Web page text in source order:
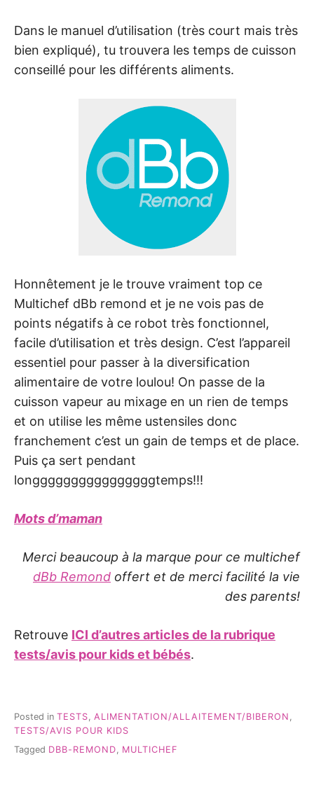
Dans le manuel d’utilisation (très court mais très
bien expliqué), tu trouvera les temps de cuisson
conseillé pour les différents aliments.
Honnêtement je le trouve vraiment top ce
Multichef dBb remond et je ne vois pas de
points négatifs à ce robot très fonctionnel,
facile d’utilisation et très design. C’est l’appareil
essentiel pour passer à la diversification
alimentaire de votre loulou! On passe de la
cuisson vapeur au mixage en un rien de temps
et on utilise les même ustensiles donc
franchement c’est un gain de temps et de place.
Puis ça sert pendant
longgggggggggggggggtemps!!!
Mots d’maman
Merci beaucoup à la marque pour ce multichef
dBb Remond offert et de merci facilité la vie
des parents!
Retrouve ICI d’autres articles de la rubrique
tests/avis pour kids et bébés.
Posted in TESTS, ALIMENTATION/ALLAITEMENT/BIBERON ,
TESTS/AVIS POUR KIDS
Tagged DBB-REMOND MULTICHEF